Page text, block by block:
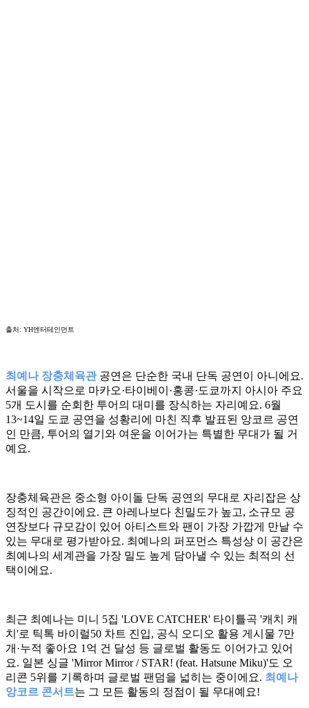
출처: YH엔터테인먼트
최예나 장충체육관공연은 단순한 국내 단독 공연이 아니에요.
서울을 시작으로 마카오·타이베이·홍콩·도쿄까지 아시아 주요
5개 도시를 순회한 투어의 대미를 장식하는 자리예요. 6월
13~14일 도쿄 공연을 성황리에 마친 직후 발표된 앙코르 공연
인 만큼, 투어의 열기와 여운을 이어가는 특별한 무대가 될 거
예요.
장충체육관은 중소형 아이돌 단독 공연의 무대로 자리잡은 상
징적인 공간이에요. 큰 아레나보다 친밀도가 높고, 소규모 공
연장보다 규모감이 있어 아티스트와 팬이 가장 가깝게 만날 수
있는 무대로 평가받아요. 최예나의 퍼포먼스 특성상 이 공간은
최예나의 세계관을 가장 밀도 높게 담아낼 수 있는 최적의 선
택이에요.
최근 최예나는 미니 5집 'LOVE CATCHER' 타이틀곡 '캐치 캐
치'로 틱톡 바이럴50 차트 진입, 공식 오디오 활용 게시물 7만
개·누적 좋아요 1억 건 달성 등 글로벌 활동도 이어가고 있어
요. 일본 싱글 'Mirror Mirror / STAR! (feat. Hatsune Miku)'도 오
리콘 5위를 기록하며 글로벌 팬덤을 넓히는 중이에요. 최예나
앙코르 콘서트는 그 모든 활동의 정점이 될 무대예요!